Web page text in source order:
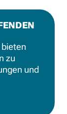
zu
und